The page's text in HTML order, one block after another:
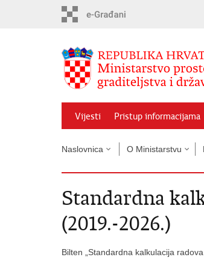
Vijesti Pristup informacijama
Naslovnica O Ministarstvu
Standardna
(2019.-2026.)
Bilten „Standardna kalkulacija